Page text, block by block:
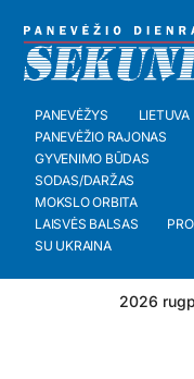
PANEVĖŽYS LIETUVA
PANEVĖŽIO RAJONAS
GYVENIMO BŪDAS
SODAS/DARŽAS
MOKSLO ORBITA
LAISVĖS BALSAS
SU UKRAINA
2026